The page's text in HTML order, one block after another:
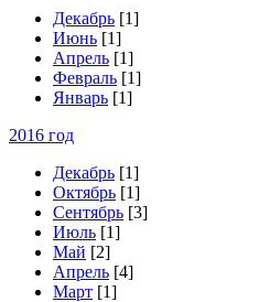
Декабрь [1]
Июнь [1]
Апрель [1]
Февраль [1]
Январь [1]
2016 год
Декабрь [1]
Октябрь [1]
Сентябрь [3]
Июль [1]
Май [2]
Апрель [4]
Март [1]